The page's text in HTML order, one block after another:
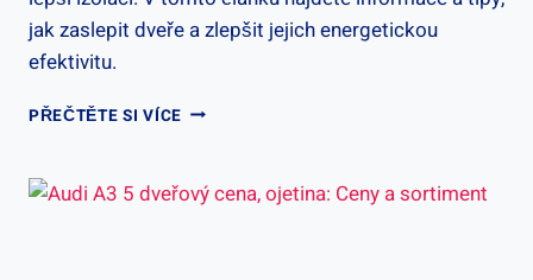
jak zaslepit dveře a zlepšit jejich energetickou
efektivitu.
PŘEČTĚTE SI VÍCEJAK
ÚPRAVA